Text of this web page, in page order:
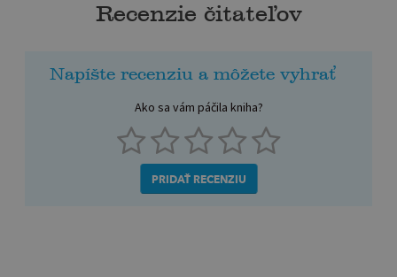
Recenzie čitateľov
Napíšte recenziu a môžete vyhrať
Ako sa vám páčila kniha?
PRIDAŤ RECENZIU